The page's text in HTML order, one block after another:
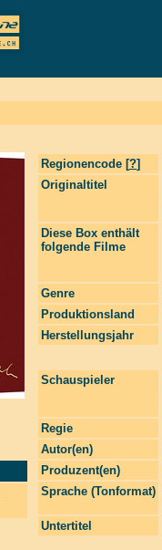
Regionencode [?]
Originaltitel
Diese Box enthält
folgende Filme
Genre
Produktionsland
Herstellungsjahr
Schauspieler
Regie
Autor(en)
Produzent(en)
Sprache (Tonformat)
Untertitel